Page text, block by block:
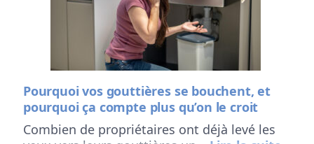
Pourquoi vos gouttières se bouchent, et
pourquoi ça compte plus qu’on le croit
Combien de propriétaires ont déjà levé les